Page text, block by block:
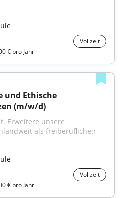
Vollzeit
€ pro Jahr
und Ethische
(m/w/d)
Erweitere unsere
Vollzeit
€ pro Jahr